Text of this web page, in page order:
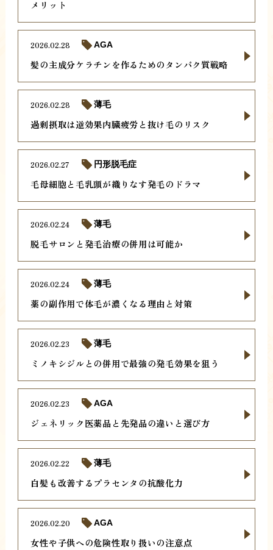
メリット
髪の主成分ケラチンを作るためのタンパク質戦略
2026.02.28 AGA
過剰摂取は逆効果内臓疲労と抜け毛のリスク
2026.02.28 薄毛
毛母細胞と毛乳頭が織りなす発毛のドラマ
2026.02.27 円形脱毛症
脱毛サロンと発毛治療の併用は可能か
2026.02.24 薄毛
薬の副作用で体毛が濃くなる理由と対策
2026.02.24 薄毛
ミノキシジルとの併用で最強の発毛効果を狙う
2026.02.23 薄毛
ジェネリック医薬品と先発品の違いと選び方
2026.02.23 AGA
白髪も改善するプラセンタの抗酸化力
2026.02.22 薄毛
女性や子供への危険性取り扱いの注意点
2026.02.20 AGA